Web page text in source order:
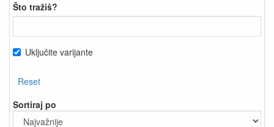
Što tražiš?
Uključite varijante
Reset
Sortiraj po